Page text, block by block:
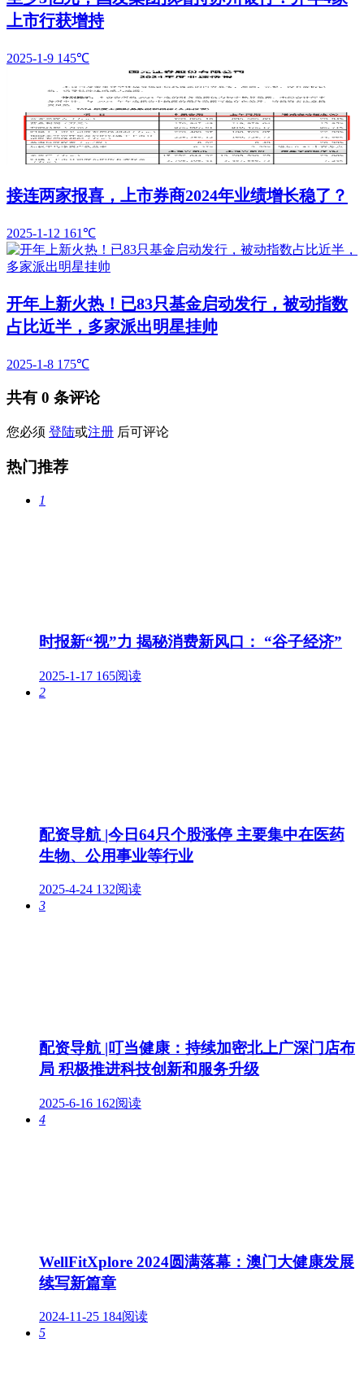
上市行获增持
2025-1-9 145℃
接连两家报喜，上市券商2024年业绩增长稳了？
2025-1-12 161℃
开年上新火热！已83只基金启动发行，被动指数
占比近半，多家派出明星挂帅
2025-1-8 175℃
共有 0 条评论
您必须 登陆或注册 后可评论
热门推荐
1
时报新“视”力 揭秘消费新风口： “谷子经济”
2025-1-17 165阅读
2
配资导航 |今日64只个股涨停 主要集中在医药
生物、公用事业等行业
2025-4-24 132阅读
3
配资导航 |叮当健康：持续加密北上广深门店布
局 积极推进科技创新和服务升级
2025-6-16 162阅读
4
WellFitXplore 2024圆满落幕：澳门大健康发展
续写新篇章
2024-11-25 184阅读
5